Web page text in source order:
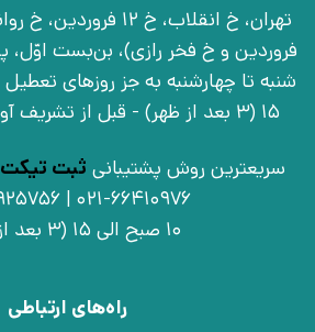
15 (3 بعد از ظهر) - قبل از تشریف آوردن تماس بگیرید
سریعترین روش پشتیبانی ثبت تیکت
021-66410976 | 09030925756
10 صبح الی 15 (3 بعد از ظهر)
راه‌های ارتباطی